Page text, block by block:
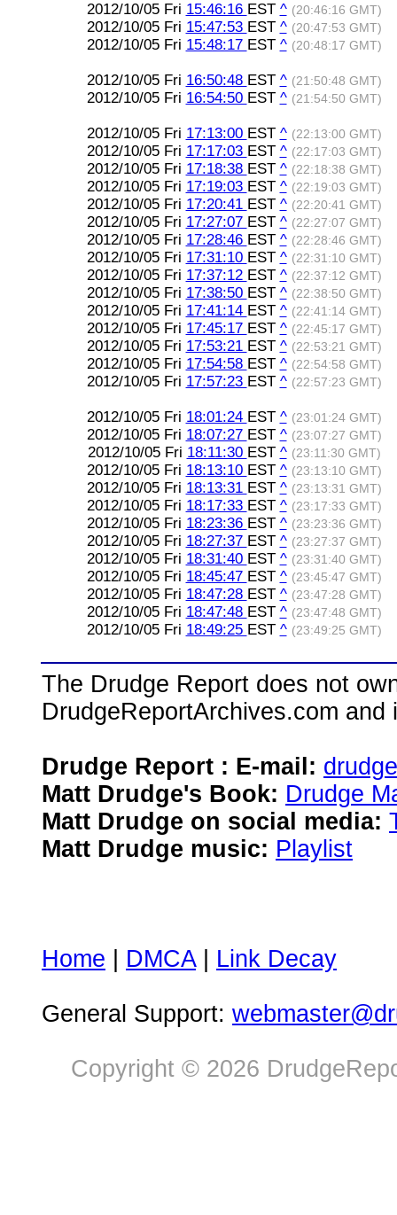
2012/10/05 Fri 15:46:16 EST ^ (20:46:16 GMT)
2012/10/05 Fri 15:47:53 EST ^ (20:47:53 GMT)
2012/10/05 Fri 15:48:17 EST ^ (20:48:17 GMT)
2012/10/05 Fri 16:50:48 EST ^ (21:50:48 GMT)
2012/10/05 Fri 16:54:50 EST ^ (21:54:50 GMT)
2012/10/05 Fri 17:13:00 EST ^ (22:13:00 GMT)
2012/10/05 Fri 17:17:03 EST ^ (22:17:03 GMT)
2012/10/05 Fri 17:18:38 EST ^ (22:18:38 GMT)
2012/10/05 Fri 17:19:03 EST ^ (22:19:03 GMT)
2012/10/05 Fri 17:20:41 EST ^ (22:20:41 GMT)
2012/10/05 Fri 17:27:07 EST ^ (22:27:07 GMT)
2012/10/05 Fri 17:28:46 EST ^ (22:28:46 GMT)
2012/10/05 Fri 17:31:10 EST ^ (22:31:10 GMT)
2012/10/05 Fri 17:37:12 EST ^ (22:37:12 GMT)
2012/10/05 Fri 17:38:50 EST ^ (22:38:50 GMT)
2012/10/05 Fri 17:41:14 EST ^ (22:41:14 GMT)
2012/10/05 Fri 17:45:17 EST ^ (22:45:17 GMT)
2012/10/05 Fri 17:53:21 EST ^ (22:53:21 GMT)
2012/10/05 Fri 17:54:58 EST ^ (22:54:58 GMT)
2012/10/05 Fri 17:57:23 EST ^ (22:57:23 GMT)
2012/10/05 Fri 18:01:24 EST ^ (23:01:24 GMT)
2012/10/05 Fri 18:07:27 EST ^ (23:07:27 GMT)
2012/10/05 Fri 18:11:30 EST ^ (23:11:30 GMT)
2012/10/05 Fri 18:13:10 EST ^ (23:13:10 GMT)
2012/10/05 Fri 18:13:31 EST ^ (23:13:31 GMT)
2012/10/05 Fri 18:17:33 EST ^ (23:17:33 GMT)
2012/10/05 Fri 18:23:36 EST ^ (23:23:36 GMT)
2012/10/05 Fri 18:27:37 EST ^ (23:27:37 GMT)
2012/10/05 Fri 18:31:40 EST ^ (23:31:40 GMT)
2012/10/05 Fri 18:45:47 EST ^ (23:45:47 GMT)
2012/10/05 Fri 18:47:28 EST ^ (23:47:28 GMT)
2012/10/05 Fri 18:47:48 EST ^ (23:47:48 GMT)
2012/10/05 Fri 18:49:25 EST ^ (23:49:25 GMT)
The Drudge Report does not
DrudgeReportArchives.com
Drudge Report : E-mail:
Matt Drudge's Book: Drudge
Matt Drudge on social media:
Matt Drudge music: Playlist
Home DMCA| Link Decay
General Support:
Copyright © 2026